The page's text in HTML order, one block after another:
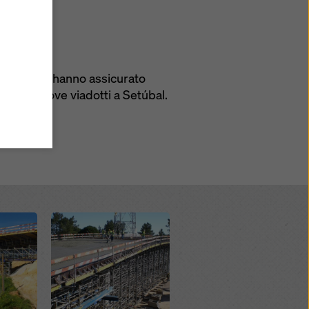
Top50 hanno assicurato
di nove viadotti a Setúbal.
Open
di